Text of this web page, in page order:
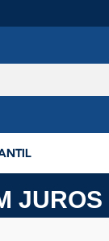
JUROS